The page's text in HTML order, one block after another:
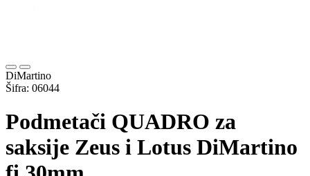
DiMartino
Šifra: 06044
Podmetači QUADRO za
saksije Zeus i Lotus DiMartino